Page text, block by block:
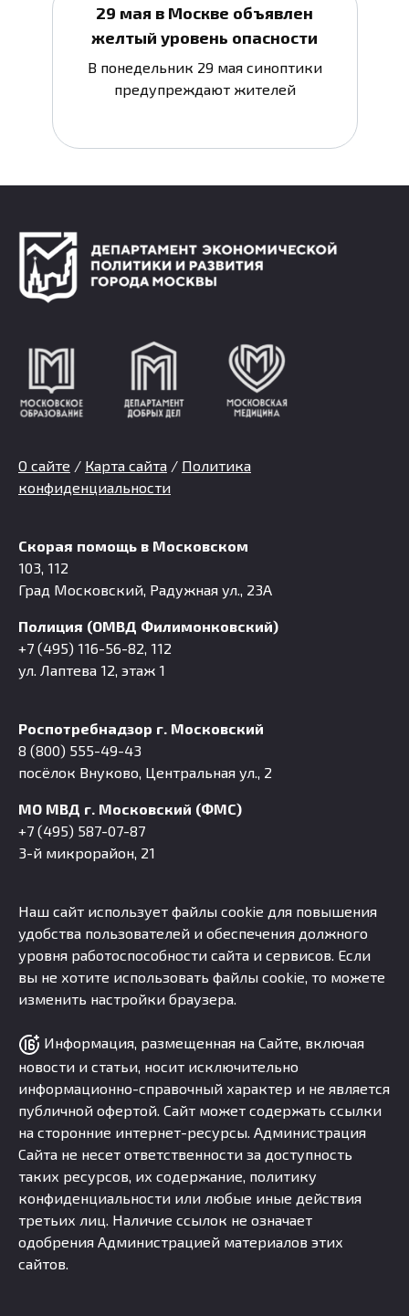
29 мая в Москве объявлен
желтый уровень опасности
В понедельник 29 мая синоптики
предупреждают жителей
О сайте / Карта сайта / Политика
конфиденциальности
Скорая помощь в Московском
103, 112
Град Московский, Радужная ул., 23А
Полиция (ОМВД Филимонковский)
+7 (495) 116-56-82, 112
ул. Лаптева 12, этаж 1
Роспотребнадзор г. Московский
8 (800) 555-49-43
посёлок Внуково, Центральная ул., 2
МО МВД г. Московский (ФМС)
+7 (495) 587-07-87
3-й микрорайон, 21
Наш сайт использует файлы cookie для повышения
удобства пользователей и обеспечения должного
уровня работоспособности сайта и сервисов. Если
вы не хотите использовать файлы cookie, то можете
изменить настройки браузера.
Информация, размещенная на Сайте, включая
новости и статьи, носит исключительно
информационно-справочный характер и не является
публичной офертой. Сайт может содержать ссылки
на сторонние интернет-ресурсы. Администрация
Сайта не несет ответственности за доступность
таких ресурсов, их содержание, политику
конфиденциальности или любые иные действия
третьих лиц. Наличие ссылок не означает
одобрения Администрацией материалов этих
сайтов.